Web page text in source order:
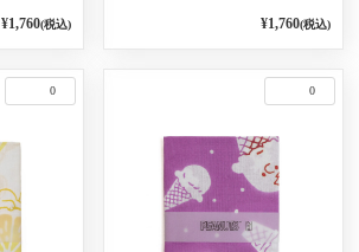
¥1,760(税込) ¥1,760(税込)
0 0